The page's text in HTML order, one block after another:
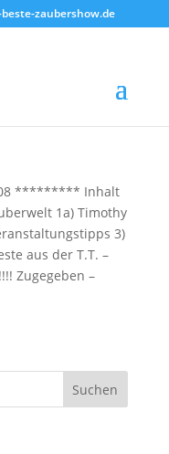
beste-zaubershow.de
********* Inhalt
1a) Timothy
3)
aus der T.T. –
Zugegeben –